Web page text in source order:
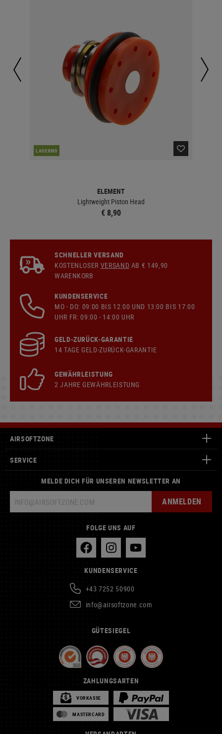
LAGERND
ELEMENT
Lightweight Piston Head
€ 8,90
SCHNELLER VERSAND
KOSTENLOSER VERSAND AB € 149,90
WARENKORB
KUNDENSERVICE
MO - DO: 09:00 BIS 12:00 UND 13:00 BIS 17:00
UHR FR: 09:00 - 14:00 UHR
GELD-ZURÜCK-GARANTIE
14 TAGE GELD-ZURÜCK-GARANTIE
GEWÄHRLEISTUNG
2 JAHRE GEWÄHRLEISTUNG
AIRSOFTZONE
SERVICE
MELDE DICH FÜR UNSEREN NEWSLETTER AN
ANMELDEN
FOLGE UNS AUF
KUNDENSERVICE
+43 7252 50900
info@airsoftzone.com
GÜTESIEGEL
ZAHLUNGSARTEN
VORKASSE
MASTERCARD